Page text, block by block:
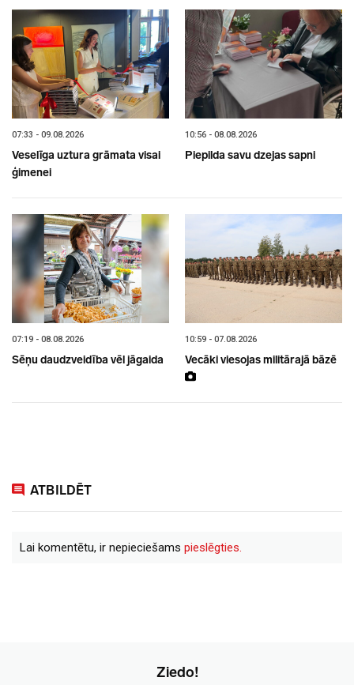
07:33 - 09.08.2026
Veselīga uztura grāmata visai
ģimenei
10:56 - 08.08.2026
Piepilda savu dzejas sapni
07:19 - 08.08.2026
Sēņu daudzveidība vēl jāgaida
10:59 - 07.08.2026
Vecāki viesojas militārajā bāzē
ATBILDĒT
Lai komentētu, ir nepieciešams pieslēgties.
Ziedo!